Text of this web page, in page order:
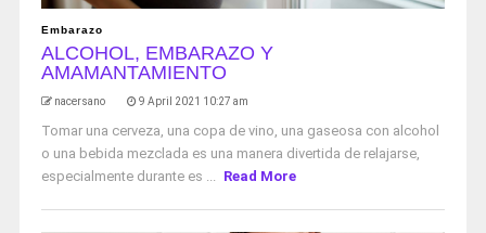
Embarazo
ALCOHOL, EMBARAZO Y
AMAMANTAMIENTO
nacersano 9 April 2021 10:27 am
Tomar una cerveza, una copa de vino, una gaseosa con alcohol
o una bebida mezclada es una manera divertida de relajarse,
especialmente durante es ... Read More